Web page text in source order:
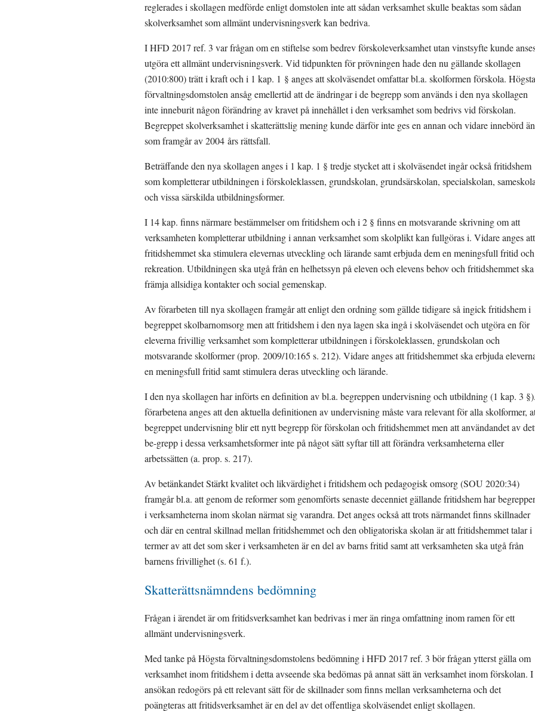
reglerades i skollagen medförde enligt domstolen inte att sådan verksamhet skulle beaktas som sådan
skolverksamhet som allmänt undervisningsverk kan bedriva.
I HFD 2017 ref. 3 var frågan om en stiftelse som bedrev förskoleverksamhet utan vinstsyfte kunde
utgöra ett allmänt undervisningsverk. Vid tidpunkten för prövningen hade den nu gällande skollagen
(2010:800) trätt i kraft och i 1 kap. 1 § anges att skolväsendet omfattar bl.a. skolformen förskola. Högsta
förvaltningsdomstolen ansåg emellertid att de ändringar i de begrepp som används i den nya skollagen
inte inneburit någon förändring av kravet på innehållet i den verksamhet som bedrivs vid förskolan.
Begreppet skolverksamhet i skatterättslig mening kunde därför inte ges en annan och vidare innebörd än
som framgår av 2004 års rättsfall.
Beträffande den nya skollagen anges i 1 kap. 1 § tredje stycket att i skolväsendet ingår också fritidshem
som kompletterar utbildningen i förskoleklassen, grundskolan, grundsärskolan, specialskolan,
och vissa särskilda utbildningsformer.
I 14 kap. finns närmare bestämmelser om fritidshem och i 2 § finns en motsvarande skrivning om att
verksamheten kompletterar utbildning i annan verksamhet som skolplikt kan fullgöras i. Vidare anges att
fritidshemmet ska stimulera elevernas utveckling och lärande samt erbjuda dem en meningsfull fritid och
rekreation. Utbildningen ska utgå från en helhetssyn på eleven och elevens behov och fritidshemmet ska
främja allsidiga kontakter och social gemenskap.
Av förarbeten till nya skollagen framgår att enligt den ordning som gällde tidigare så ingick fritidshem i
begreppet skolbarnomsorg men att fritidshem i den nya lagen ska ingå i skolväsendet och utgöra en för
eleverna frivillig verksamhet som kompletterar utbildningen i förskoleklassen, grundskolan och
motsvarande skolformer (prop. 2009/10:165 s. 212). Vidare anges att fritidshemmet ska erbjuda
en meningsfull fritid samt stimulera deras utveckling och lärande.
I den nya skollagen har införts en definition av bl.a. begreppen undervisning och utbildning (1 kap. 3
förarbetena anges att den aktuella definitionen av undervisning måste vara relevant för alla skolformer,
begreppet undervisning blir ett nytt begrepp för förskolan och fritidshemmet men att användandet av
be-grepp i dessa verksamhetsformer inte på något sätt syftar till att förändra verksamheterna eller
arbetssätten (a. prop. s. 217).
Av betänkandet Stärkt kvalitet och likvärdighet i fritidshem och pedagogisk omsorg (SOU 2020:34)
framgår bl.a. att genom de reformer som genomförts senaste decenniet gällande fritidshem har
i verksamheterna inom skolan närmat sig varandra. Det anges också att trots närmandet finns skillnader
och där en central skillnad mellan fritidshemmet och den obligatoriska skolan är att fritidshemmet talar i
termer av att det som sker i verksamheten är en del av barns fritid samt att verksamheten ska utgå från
barnens frivillighet (s. 61 f.).
Skatterättsnämndens bedömning
Frågan i ärendet är om fritidsverksamhet kan bedrivas i mer än ringa omfattning inom ramen för ett
allmänt undervisningsverk.
Med tanke på Högsta förvaltningsdomstolens bedömning i HFD 2017 ref. 3 bör frågan ytterst gälla om
verksamhet inom fritidshem i detta avseende ska bedömas på annat sätt än verksamhet inom förskolan. I
ansökan redogörs på ett relevant sätt för de skillnader som finns mellan verksamheterna och det
poängteras att fritidsverksamhet är en del av det offentliga skolväsendet enligt skollagen.